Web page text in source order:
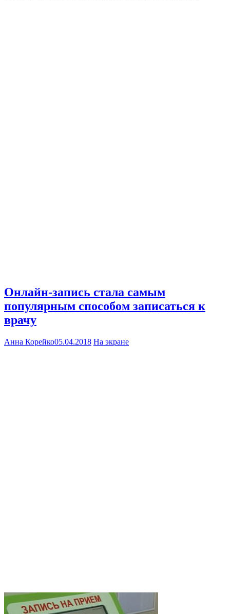
Онлайн-запись стала самым
популярным способом записаться к
врачу
Анна Корейко05.04.2018 На экране